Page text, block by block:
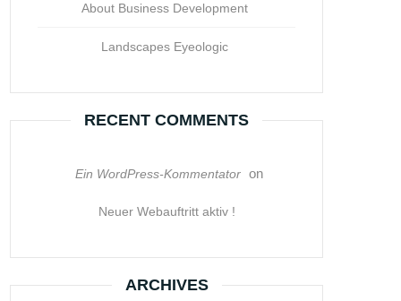
About Business Development
Landscapes Eyeologic
RECENT COMMENTS
Ein WordPress-Kommentator on
Neuer Webauftritt aktiv !
ARCHIVES